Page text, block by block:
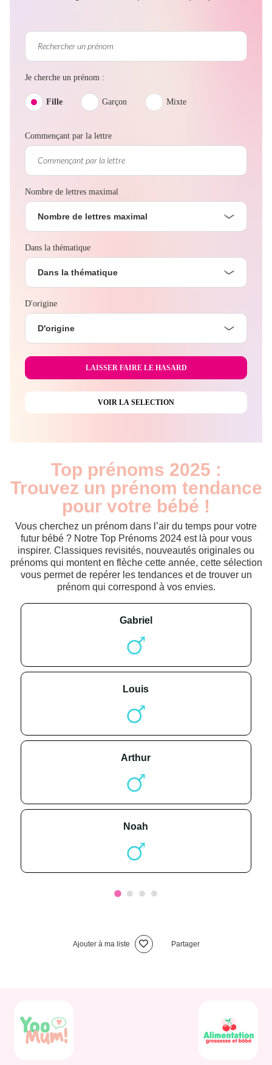
Je cherche un prénom :
Fille Garçon Mixte
Commençant par la lettre
Nombre de lettres maximal
Nombre de lettres maximal
Dans la thématique
Dans la thématique
D'origine
D'origine
Top prénoms 2025 :
Trouvez un prénom tendance
pour votre bébé !
Vous cherchez un prénom dans l’air du temps pour votre
futur bébé ? Notre Top Prénoms 2024 est là pour vous
inspirer. Classiques revisités, nouveautés originales ou
prénoms qui montent en flèche cette année, cette sélection
vous permet de repérer les tendances et de trouver un
prénom qui correspond à vos envies.
gabriel
louis
arthur
noah
Ajouter à ma liste Partager